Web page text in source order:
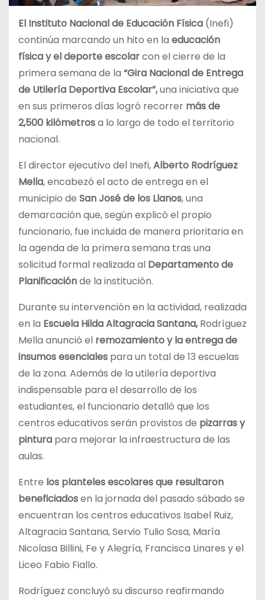
El Instituto Nacional de Educación Física (Inefi)
continúa marcando un hito en la educación
física y el deporte escolarcon el cierre de la
primera semana de la “Gira Nacional de Entrega
de Utilería Deportiva Escolar”,una iniciativa que
en sus primeros días logró recorrer más de
2,500 kilómetrosa lo largo de todo el territorio
nacional.
El director ejecutivo del Inefi,Alberto Rodríguez
Mella, encabezó el acto de entrega en el
municipio de San José de los Llanos, una
demarcación que, según explicó el propio
funcionario, fue incluida de manera prioritaria en
la agenda de la primera semana tras una
solicitud formal realizada al Departamento de
Planificaciónde la institución.
Durante su intervención en la actividad, realizada
en la Escuela Hilda Altagracia Santana,Rodríguez
Mella anunció el remozamiento y la entrega de
insumos esenciales para un total de 13 escuelas
de la zona. Además de la utilería deportiva
indispensable para el desarrollo de los
estudiantes, el funcionario detalló que los
centros educativos serán provistos de pizarras y
pintura para mejorar la infraestructura de las
aulas.
Entre los planteles escolares que resultaron
beneficiadosen la jornada del pasado sábado se
encuentran los centros educativos Isabel Ruiz,
Altagracia Santana, Servio Tulio Sosa, María
Nicolasa Billini, Fe y Alegría, Francisca Linares y el
Liceo Fabio Fiallo.
Rodríguez concluyó su discurso reafirmando